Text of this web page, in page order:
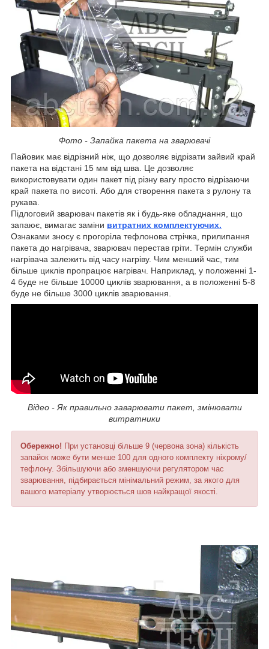
Фото - Запайка пакета на зварювачі
Пайовик має відрізний ніж, що дозволяє відрізати зайвий край
пакета на відстані 15 мм від шва. Це дозволяє
використовувати один пакет під різну вагу просто відрізаючи
край пакета по висоті. Або для створення пакета з рулону та
рукава.
Підлоговий зварювач пакетів як і будь-яке обладнання, що
запаює, вимагає заміни витратних комплектуючих.
Ознаками зносу є прогоріла тефлонова стрічка, прилипання
пакета до нагрівача, зварювач перестав гріти. Термін служби
нагрівача залежить від часу нагріву. Чим менший час, тим
більше циклів пропрацює нагрівач. Наприклад, у положенні 1-
4 буде не більше 10000 циклів зварювання, а в положенні 5-8
буде не більше 3000 циклів зварювання.
Відео - Як правильно заварювати пакет, змінювати
витратники
Обережно! При установці більше 9 (червона зона) кількість
запайок може бути менше 100 для одного комплекту ніхрому/
тефлону. Збільшуючи або зменшуючи регулятором час
зварювання, підбирається мінімальний режим, за якого для
вашого матеріалу утворюється шов найкращої якості.